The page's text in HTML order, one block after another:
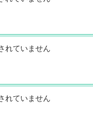
れていません
れていません